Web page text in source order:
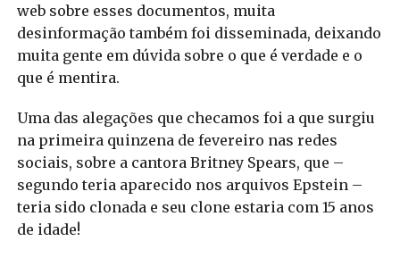
web sobre esses documentos, muita
desinformação também foi disseminada, deixando
muita gente em dúvida sobre o que é verdade e o
que é mentira.
Uma das alegações que checamos foi a que surgiu
na primeira quinzena de fevereiro nas redes
sociais, sobre a cantora Britney Spears, que –
segundo teria aparecido nos arquivos Epstein –
teria sido clonada e seu clone estaria com 15 anos
de idade!